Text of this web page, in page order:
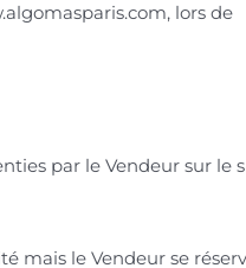
lors de
par le Vendeur sur le
mais le Vendeur se